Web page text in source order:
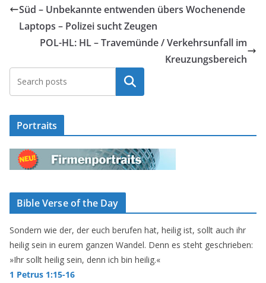
Süd – Unbekannte entwenden übers Wochenende
Laptops – Polizei sucht Zeugen
POL-HL: HL – Travemünde / Verkehrsunfall im
Kreuzungsbereich
Suchen
Portraits
Bible Verse of the Day
Sondern wie der, der euch berufen hat, heilig ist, sollt auch ihr
heilig sein in eurem ganzen Wandel. Denn es steht geschrieben:
»Ihr sollt heilig sein, denn ich bin heilig.«
1 Petrus 1:15-16